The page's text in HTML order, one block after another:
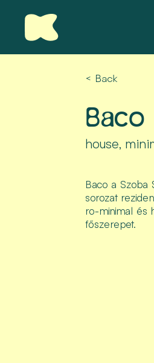
< Back
Baco
house,
Baco a
sorozat
ro-minimal és
főszerepet.